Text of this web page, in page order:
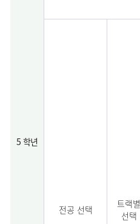
5 학년
전공 선택
트랙별
선택